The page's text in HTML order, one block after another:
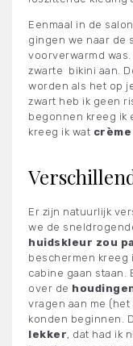
Eenmaal in de
gingen we naar de
voorverwarmd
zwarte bikini aan.
worden als het op
zwart heb ik geen
begonnen kreeg ik
kreeg ik wat
Er zijn natuurlijk
we de
huidskleur zou
beschermen kreeg
cabine gaan staan.
over de
vragen aan me
konden beginnen.
lekker, dat had ik